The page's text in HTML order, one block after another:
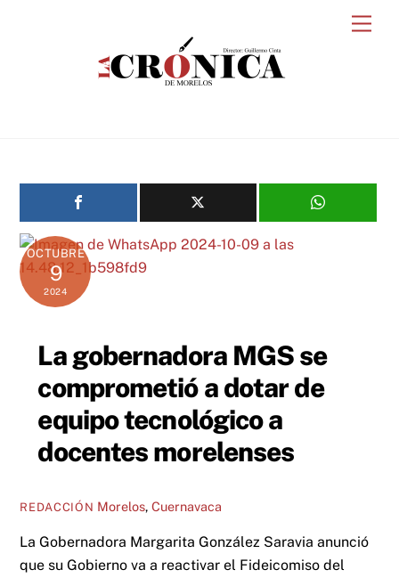
OCTUBRE
9
2024
La gobernadora MGS se
comprometió a dotar de
equipo tecnológico a
docentes morelenses
REDACCIÓN Morelos,Cuernavaca
La Gobernadora Margarita González Saravia anunció
que su Gobierno va a reactivar el Fideicomiso del